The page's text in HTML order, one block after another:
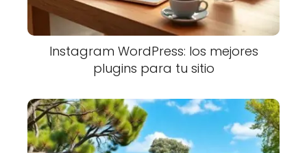
Instagram WordPress: los mejores
plugins para tu sitio